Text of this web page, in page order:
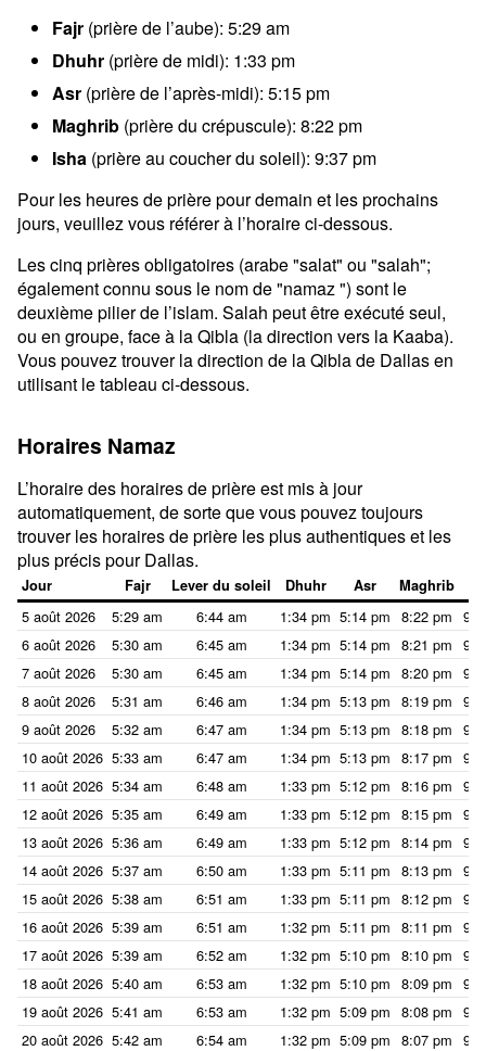
Fajr (prière de l’aube): 5:29 am
Dhuhr (prière de midi): 1:33 pm
Asr (prière de l’après-midi): 5:15 pm
Maghrib (prière du crépuscule): 8:22 pm
Isha (prière au coucher du soleil): 9:37 pm
Pour les heures de prière pour demain et les prochains
jours, veuillez vous référer à l’horaire ci-dessous.
Les cinq prières obligatoires (arabe "salat" ou "salah";
également connu sous le nom de "namaz ") sont le
deuxième pilier de l’islam. Salah peut être exécuté seul,
ou en groupe, face à la Qibla (la direction vers la Kaaba).
Vous pouvez trouver la direction de la Qibla de Dallas en
utilisant le tableau ci-dessous.
Horaires Namaz
L’horaire des horaires de prière est mis à jour
automatiquement, de sorte que vous pouvez toujours
trouver les horaires de prière les plus authentiques et les
plus précis pour Dallas.
Jour Fajr Lever du soleil Dhuhr Asr Maghrib
5 août 2026 5:29 am 6:44 am 1:34 pm 5:14 pm 8:22 pm
6 août 2026
5:30 am 6:45 am 1:34 pm 5:14 pm 8:21 pm
7 août 2026
5:30 am 6:45 am 1:34 pm 5:14 pm 8:20 pm
8 août 2026
5:31 am 6:46 am 1:34 pm 5:13 pm 8:19 pm
9 août 2026
5:32 am 6:47 am 1:34 pm 5:13 pm 8:18 pm
10 août 2026 5:33 am 6:47 am 1:34 pm 5:13 pm 8:17 pm
11 août 2026 5:34 am 6:48 am 1:33 pm 5:12 pm 8:16 pm
12 août 2026 5:35 am 6:49 am 1:33 pm 5:12 pm 8:15 pm
13 août 2026 5:36 am 6:49 am 1:33 pm 5:12 pm 8:14 pm
14 août 2026 5:37 am 6:50 am 1:33 pm 5:11 pm 8:13 pm
15 août 2026 5:38 am 6:51 am 1:33 pm 5:11 pm 8:12 pm
16 août 2026 5:39 am 6:51 am 1:32 pm 5:11 pm 8:11 pm
17 août 2026 5:39 am 6:52 am 1:32 pm 5:10 pm 8:10 pm
18 août 2026 5:40 am 6:53 am 1:32 pm 5:10 pm 8:09 pm
19 août 2026 5:41 am 6:53 am 1:32 pm 5:09 pm 8:08 pm
20 août 2026 5:42 am 6:54 am 1:32 pm 5:09 pm 8:07 pm